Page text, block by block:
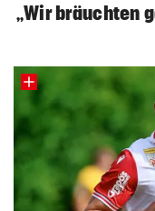
„Wir bräuchten